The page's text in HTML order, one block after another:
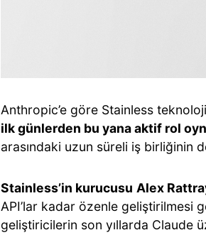
Anthropic’e göre Stainless
ilk günlerden bu yana aktif rol
arasındaki uzun süreli iş birliğinin
Stainless’in kurucusu Alex
API’lar kadar özenle geliştirilmesi
geliştiricilerin son yıllarda Claude